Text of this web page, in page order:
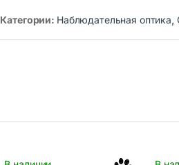
Категории: Наблюдательная оптика,